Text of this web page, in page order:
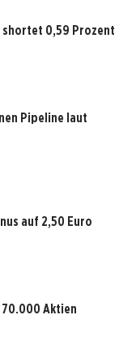
shortet 0,59 Prozent
Pipeline laut
auf 2,50 Euro
Aktien